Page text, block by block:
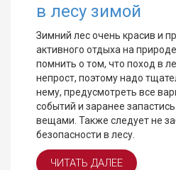
в лесу зимой
Зимний лес очень красив и
активного отдыха на
помнить о том, что поход в
непрост, поэтому надо
нему, предусмотреть все
событий и заранее
вещами. Также следует не
безопасности в лесу.
ЧИТАТЬ ДАЛЕЕ